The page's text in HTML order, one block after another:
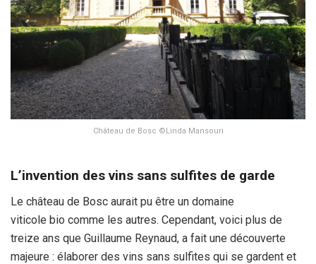
Château de Bosc ©Linda Mansouri
L’invention des vins sans sulfites de garde
Le château de Bosc aurait pu être un domaine
viticole bio comme les autres. Cependant, voici plus de
treize ans que Guillaume Reynaud, a fait une découverte
majeure : élaborer des vins sans sulfites qui se gardent et